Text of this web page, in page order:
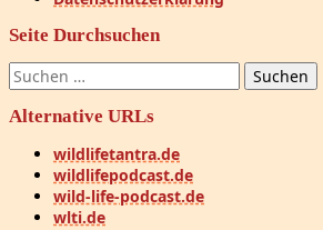
Seite Durchsuchen
Suchen
nach:
Alternative URLs
wildlifetantra.de
wildlifepodcast.de
wild-life-podcast.de
wlti.de